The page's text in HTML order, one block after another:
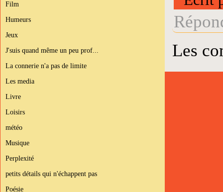
Film
Humeurs
Jeux
J'suis quand même un peu prof...
La connerie n'a pas de limite
Les media
Livre
Loisirs
météo
Musique
Perplexité
petits détails qui n'échappent pas
Poésie
Les